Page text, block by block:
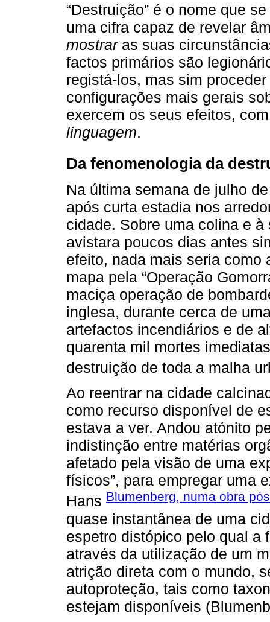
“Destruição” é o nome que
uma cifra capaz de revelar
mostraras suas
factos primários são
registá-los, mas sim
configurações mais gerais
exercem os seus efeitos,
linguagem.
Da fenomenologia da
Na última semana de julho
após curta estadia nos
cidade. Sobre uma colina e
avistara poucos dias antes
efeito, nada mais seria como
mapa pela “Operação
maciça operação de
inglesa, durante cerca de
artefactos incendiários e de
quarenta mil mortes
destruição de toda a malha
Ao reentrar na cidade
como recurso disponível de
estava a ver. Andou atónito
indistinção entre matérias
afetado pela visão de uma
físicos”, para empregar uma
Hans Blumenberg, numa obra
quase instantânea de uma
espetro distópico pelo qual a
através da utilização de um
atrição direta com o mundo,
autoproteção, tais como
estejam disponíveis